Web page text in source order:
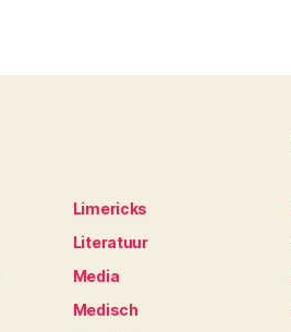
Limericks
Literatuur
Media
Medisch